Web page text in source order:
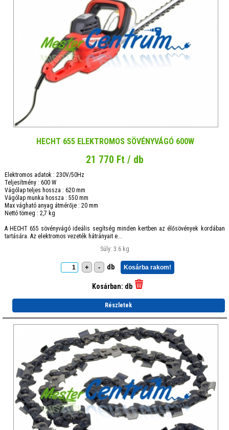
HECHT 655 ELEKTROMOS SÖVÉNYVÁGÓ 600W
21 770 Ft / db
Elektromos adatok : 230V/50Hz
Teljesítmény : 600 W
Vágólap teljes hossza : 620 mm
Vágólap munka hossza : 550 mm
Max vágható anyag átmérője : 20 mm
Nettó tömeg : 2,7 kg
A HECHT 655 sövényvágó ideális segítség minden kertben az élősövények kordában
tartására. Az elektromos vezeték hátrányait e...
Súly: 3.6 kg
+ - db Kosárba rakom!
Kosárban: db
Részletek